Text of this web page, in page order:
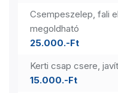
Csempeszelep, fali
megoldható
25.000.-Ft
Kerti csap csere,
15.000.-Ft